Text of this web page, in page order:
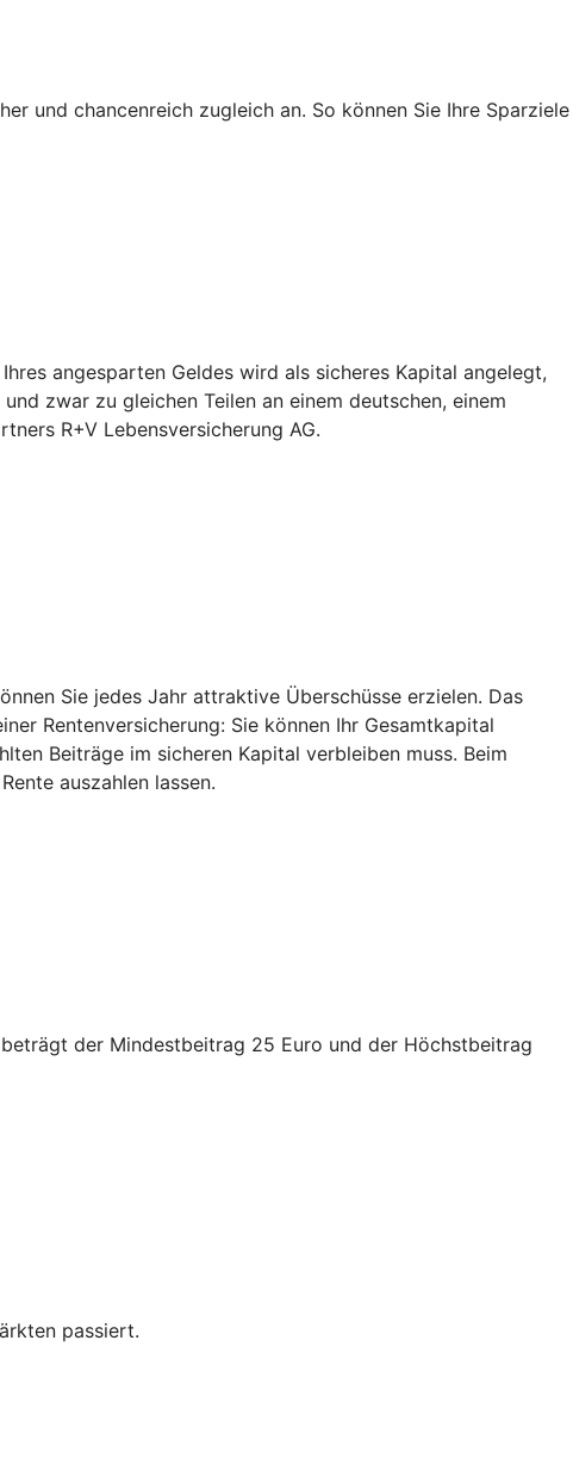
und chancenreich zugleich an. So können Sie Ihre Sparziele
angesparten Geldes wird als sicheres Kapital angelegt,
zwar zu gleichen Teilen an einem deutschen, einem
R+V Lebensversicherung AG.
Sie jedes Jahr attraktive Überschüsse erzielen. Das
Rentenversicherung: Sie können Ihr Gesamtkapital
Beiträge im sicheren Kapital verbleiben muss. Beim
auszahlen lassen.
der Mindestbeitrag 25 Euro und der Höchstbeitrag
passiert.